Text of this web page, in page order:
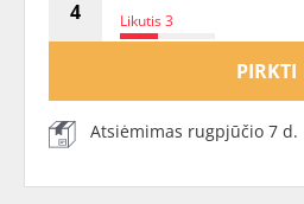
Likutis 3
PIRKTI
Atsiėmimas rugpjūčio 7 d.